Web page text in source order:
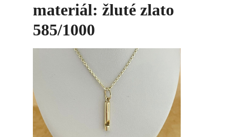
materiál: žluté zlato
585/1000